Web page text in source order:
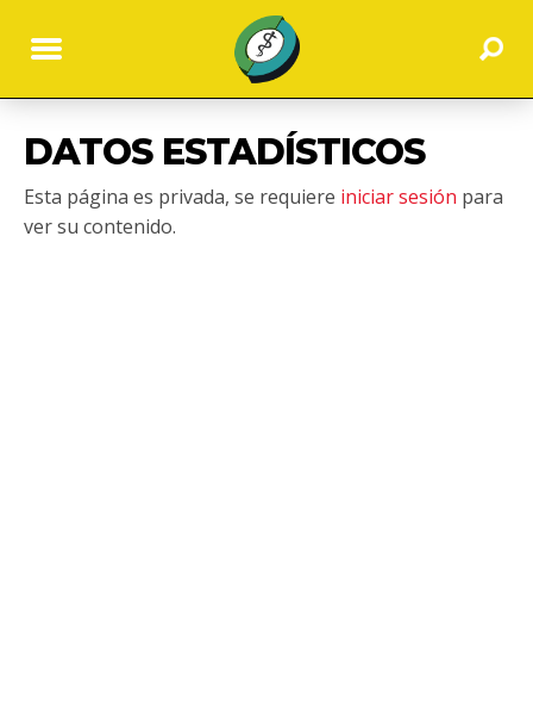
DATOS ESTADÍSTICOS
Esta página es privada, se requiere iniciar sesión para
ver su contenido.